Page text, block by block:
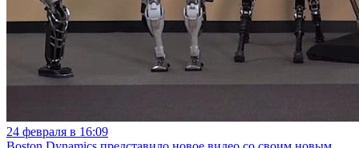
24 февраля в 16:09